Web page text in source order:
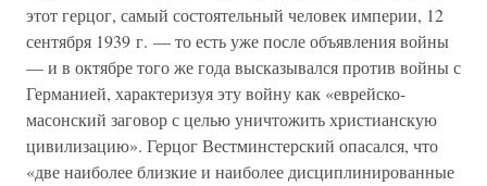
этот герцог, самый состоятельный человек империи, 12
сентября 1939 г. — то есть уже после объявления войны
— и в октябре того же года высказывался против войны с
Германией, характеризуя эту войну как «еврейско-
масонский заговор с целью уничтожить христианскую
цивилизацию». Герцог Вестминстерский опасался, что
«две наиболее близкие и наиболее дисциплинированные